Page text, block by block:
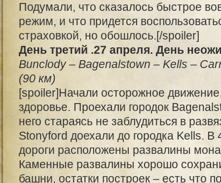
Подумали, что сказалось быстрое
режим, и что придется
страховкой, но обошлось.[/spoiler]
День третий .27 апреля. День
Bunclody – Bagenalstown – Kells –
(90 км)
[spoiler]Начали осторожное
здоровье. Проехали городок
него стараясь не заблудиться в
Stonyford доехали до городка Kells. В
дороги расположены развалины
Каменные развалины хорошо
башни, остатки построек – есть что